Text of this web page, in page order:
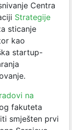
Centra
Strategije
sticanje
kao
startup-
na
fakuteta
smješten prvi